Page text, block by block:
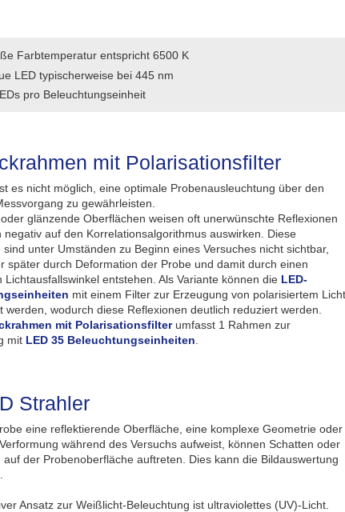
Farbtemperatur entspricht 6500 K
LED typischerweise bei 445 nm
pro Beleuchtungseinheit
mit Polarisationsfilter
es nicht möglich, eine optimale Probenausleuchtung über den
zu gewährleisten.
glänzende Oberflächen weisen oft unerwünschte Reflexionen
negativ auf den Korrelationsalgorithmus auswirken. Diese
sind unter Umständen zu Beginn eines Versuches nicht sichtbar,
später durch Deformation der Probe und damit durch einen
Lichtausfallswinkel entstehen. Als Variante können die LED-
mit einem Filter zur Erzeugung von polarisiertem Licht
werden, wodurch diese Reflexionen deutlich reduziert werden.
mit Polarisationsfilterumfasst 1 Rahmen zur
mit LED 35 Beleuchtungseinheiten
Strahler
eine reflektierende Oberfläche, eine komplexe Geometrie oder
während des Versuchs aufweist, können Schatten oder
auf der Probenoberfläche auftreten. Dies kann die Bildauswertung
Ansatz zur Weißlicht-Beleuchtung ist ultraviolettes (UV)-Licht.